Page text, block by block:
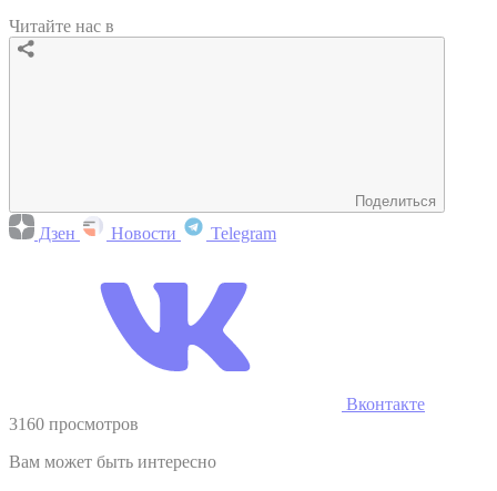
Читайте нас в
Поделиться
Дзен Новости Telegram
Вконтакте
3160 просмотров
Вам может быть интересно